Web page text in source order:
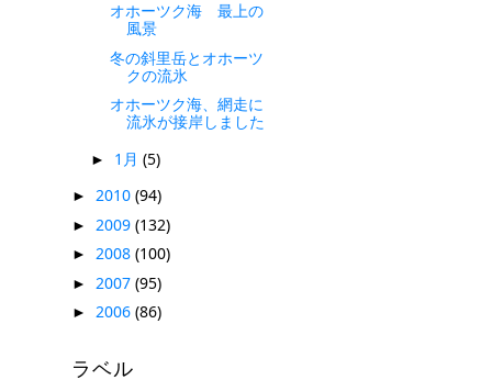
オホーツク海 最上の
風景
冬の斜里岳とオホーツ
クの流氷
オホーツク海、網走に
流氷が接岸しました
► 1月 (5)
► 2010 (94)
► 2009 (132)
► 2008 (100)
► 2007 (95)
► 2006 (86)
ラベル